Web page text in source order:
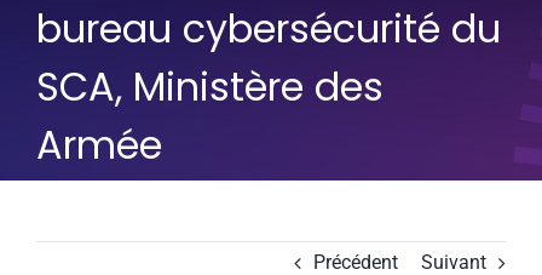
EVENEMENTS
PUBLICATIONS
bureau cybersécurité du
SCA, Ministère des
Armée
Précédent Suivant